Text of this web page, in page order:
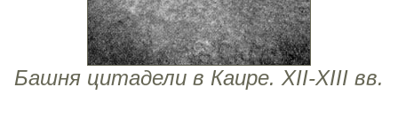
Башня цитадели в Каире. XII-XIII вв.